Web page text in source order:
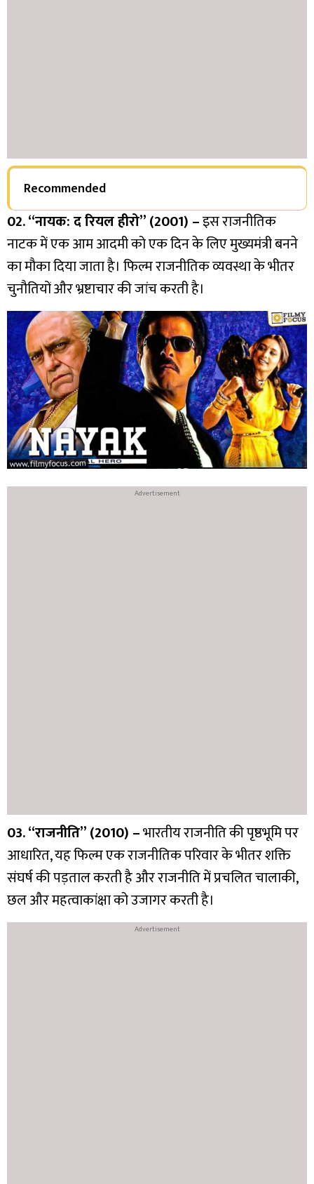
Recommended
02. “नायक: द रियल हीरो” (2001) –इस राजनीतिक
नाटक में एक आम आदमी को एक दिन के लिए मुख्यमंत्री बनने
का मौका दिया जाता है। फिल्म राजनीतिक व्यवस्था के भीतर
चुनौतियों और भ्रष्टाचार की जांच करती है।
03. “राजनीति” (2010) –भारतीय राजनीति की पृष्ठभूमि पर
आधारित, यह फिल्म एक राजनीतिक परिवार के भीतर शक्ति
संघर्ष की पड़ताल करती है और राजनीति में प्रचलित चालाकी,
छल और महत्वाकांक्षा को उजागर करती है।